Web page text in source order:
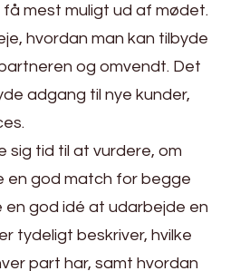
mest muligt ud af mødet.
hvordan man kan tilbyde
og omvendt. Det
adgang til nye kunder,
sig tid til at vurdere, om
en god match for begge
god idé at udarbejde en
tydeligt beskriver, hvilke
part har, samt hvordan